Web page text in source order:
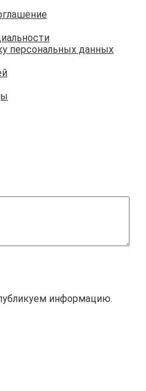
персональных данных
информацию.